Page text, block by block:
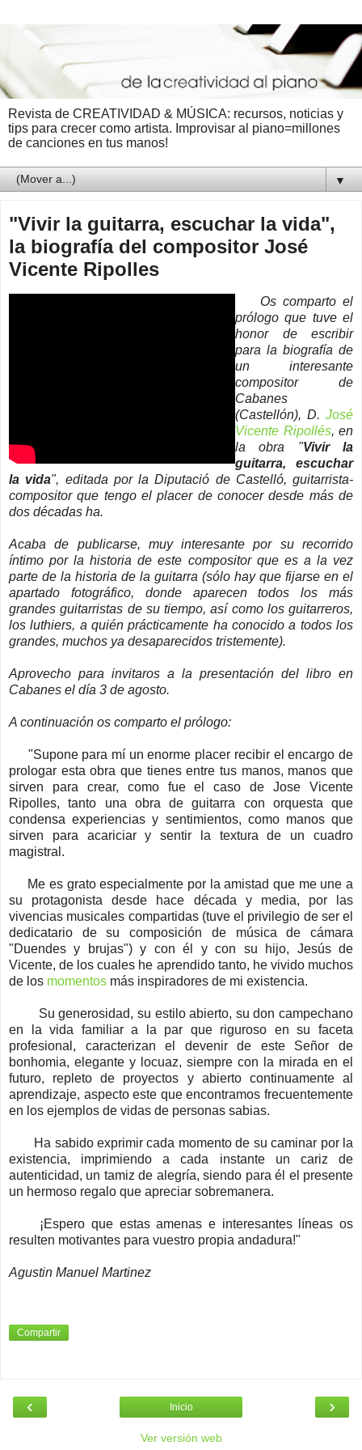
Revista de CREATIVIDAD & MÚSICA: recursos, noticias y
tips para crecer como artista. Improvisar al piano=millones
de canciones en tus manos!
▼
"Vivir la guitarra, escuchar la vida",
la biografía del compositor José
Vicente Ripolles
Os comparto el
prólogo que tuve el
honor de escribir
para la biografía de
un interesante
compositor de
Cabanes
(Castellón), D. José
Vicente Ripollés, en
la obra "Vivir la
guitarra, escuchar
la vida", editada por la Diputació de Castelló, guitarrista-
compositor que tengo el placer de conocer desde más de
dos décadas ha.
Acaba de publicarse, muy interesante por su recorrido
íntimo por la historia de este compositor que es a la vez
parte de la historia de la guitarra (sólo hay que fijarse en el
apartado fotográfico, donde aparecen todos los más
grandes guitarristas de su tiempo, así como los guitarreros,
los luthiers, a quién prácticamente ha conocido a todos los
grandes, muchos ya desaparecidos tristemente).
Aprovecho para invitaros a la presentación del libro en
Cabanes el día 3 de agosto.
A continuación os comparto el prólogo:
"Supone para mí un enorme placer recibir el encargo de
prologar esta obra que tienes entre tus manos, manos que
sirven para crear, como fue el caso de Jose Vicente
Ripolles, tanto una obra de guitarra con orquesta que
condensa experiencias y sentimientos, como manos que
sirven para acariciar y sentir la textura de un cuadro
magistral.
Me es grato especialmente por la amistad que me une a
su protagonista desde hace década y media, por las
vivencias musicales compartidas (tuve el privilegio de ser el
dedicatario de su composición de música de cámara
"Duendes y brujas") y con él y con su hijo, Jesús de
Vicente, de los cuales he aprendido tanto, he vivido muchos
de los momentos más inspiradores de mi existencia.
Su generosidad, su estilo abierto, su don campechano
en la vida familiar a la par que riguroso en su faceta
profesional, caracterizan el devenir de este Señor de
bonhomia, elegante y locuaz, siempre con la mirada en el
futuro, repleto de proyectos y abierto continuamente al
aprendizaje, aspecto este que encontramos frecuentemente
en los ejemplos de vidas de personas sabias.
Ha sabido exprimir cada momento de su caminar por la
existencia, imprimiendo a cada instante un cariz de
autenticidad, un tamiz de alegría, siendo para él el presente
un hermoso regalo que apreciar sobremanera.
¡Espero que estas amenas e interesantes líneas os
resulten motivantes para vuestro propia andadura!"
Agustin Manuel Martinez
Compartir
‹ ›
Inicio
Ver versión web